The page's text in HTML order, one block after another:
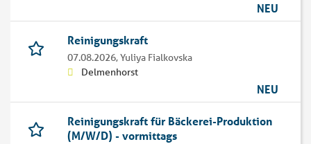
NEU
Reinigungskraft
07.08.2026,Yuliya Fialkovska
Delmenhorst
NEU
Reinigungskraft für Bäckerei-Produktion
(M/W/D) - vormittags